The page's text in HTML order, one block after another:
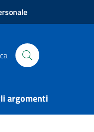
argomenti